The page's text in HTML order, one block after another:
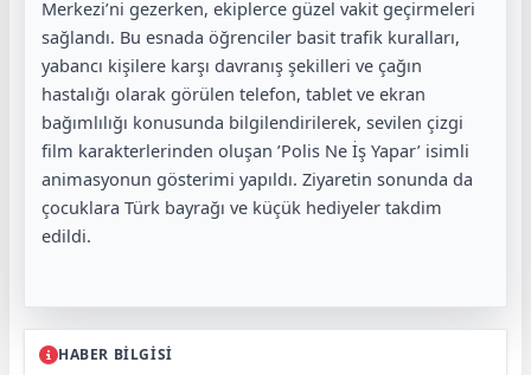
Merkezi’ni gezerken, ekiplerce güzel vakit geçirmeleri
sağlandı. Bu esnada öğrenciler basit trafik kuralları,
yabancı kişilere karşı davranış şekilleri ve çağın
hastalığı olarak görülen telefon, tablet ve ekran
bağımlılığı konusunda bilgilendirilerek, sevilen çizgi
film karakterlerinden oluşan ’Polis Ne İş Yapar’ isimli
animasyonun gösterimi yapıldı. Ziyaretin sonunda da
çocuklara Türk bayrağı ve küçük hediyeler takdim
edildi.
HABER BİLGİSİ